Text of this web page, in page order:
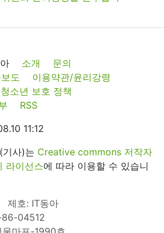
소개
문의
도
이용약관/윤리강령
청소년 보호 정책
RSS
11:12
기사)는 Creative commons 저작자
라이선스에 따라 이용할 수 있습니
제호: IT동아
86-04512